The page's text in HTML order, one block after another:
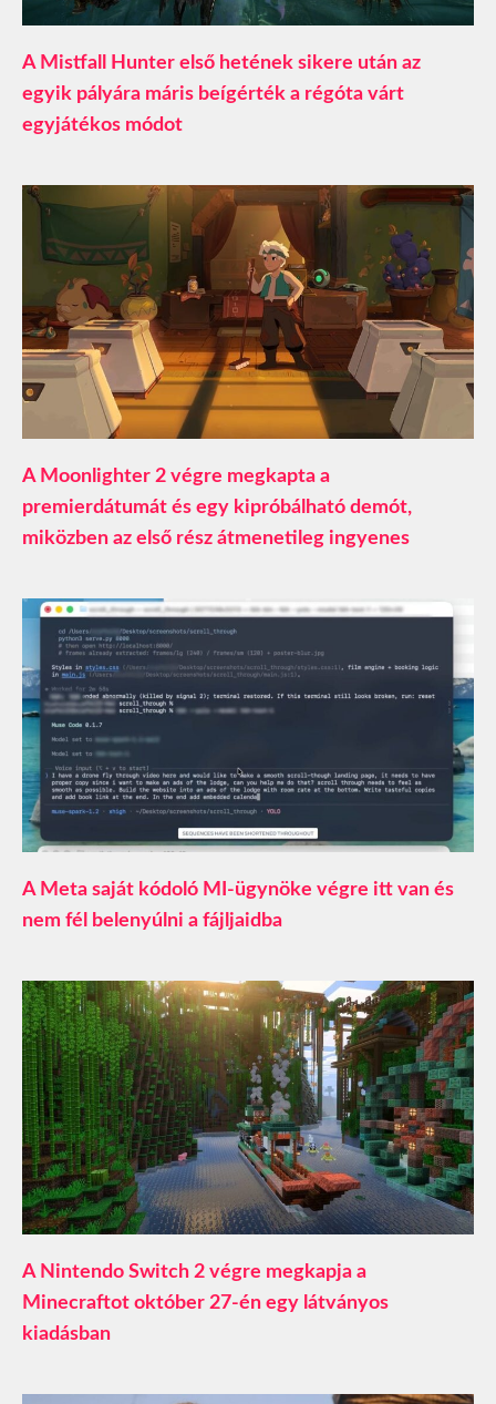
A Mistfall Hunter első hetének sikere után az
egyik pályára máris beígérték a régóta várt
egyjátékos módot
A Moonlighter 2 végre megkapta a
premierdátumát és egy kipróbálható demót,
miközben az első rész átmenetileg ingyenes
A Meta saját kódoló MI-ügynöke végre itt van és
nem fél belenyúlni a fájljaidba
A Nintendo Switch 2 végre megkapja a
Minecraftot október 27-én egy látványos
kiadásban